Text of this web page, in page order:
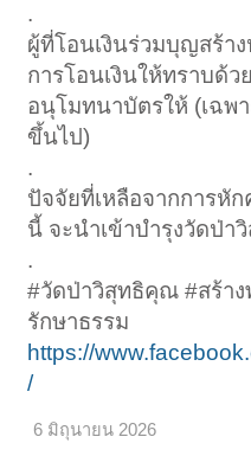
.
ผู้ที่โอนเงินร่วมบุญสร้า
การโอนเงินให้ทราบด้
อนุโมทนาบัตรให้ (เฉพ
ขึ้นไป)
.
ปัจจัยที่เหลือจากการหั
นี้ จะนำเข้าบำรุงวัดป่า
.
#วัดป่าวิสุทธิคุณ #สร้า
รักษาธรรม
https://
/
6 มิถุนายน 2026